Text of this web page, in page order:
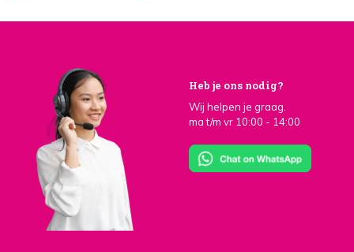
Heb je ons nodig?
Wij helpen je graag.
ma t/m vr 10:00 - 14:00